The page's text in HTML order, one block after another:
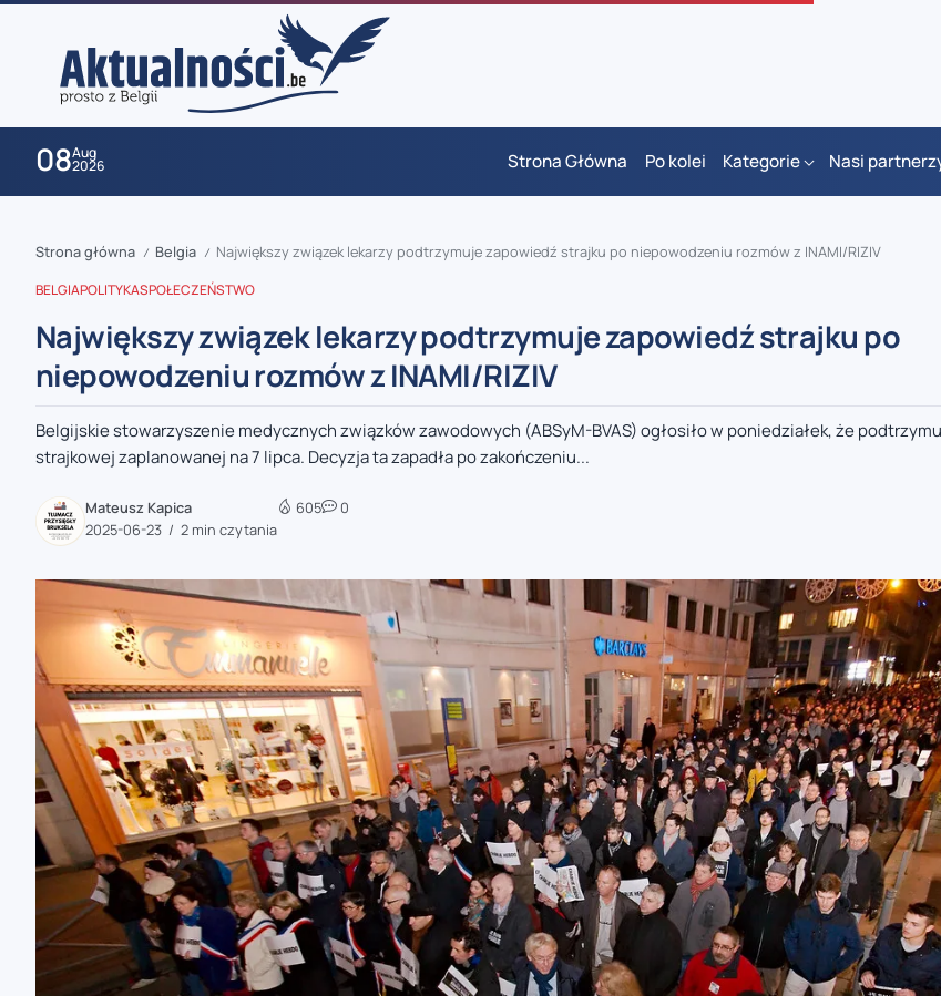
08Aug
2026 Strona Główna Po kolei Kategorie Nasi
zaobserwuj nas
zaobserwuj nas
zaobserwuj nas
zaobserwuj nas
zaobserwuj nas
Strona główna / Belgia / Największy związek lekarzy podtrzymuje zapowiedź strajku po niepowodzeniu rozmów z INAMI/RIZIV
BELGIAPOLITYKASPOŁECZEŃSTWO
Największy związek lekarzy podtrzymuje zapowiedź strajku po
niepowodzeniu rozmów z INAMI/RIZIV
Belgijskie stowarzyszenie medycznych związków zawodowych (ABSyM-BVAS) ogłosiło w poniedziałek, że
strajkowej zaplanowanej na 7 lipca. Decyzja ta zapadła po zakończeniu...
Mateusz Kapica
2025-06-23
2 min czytania
605 0